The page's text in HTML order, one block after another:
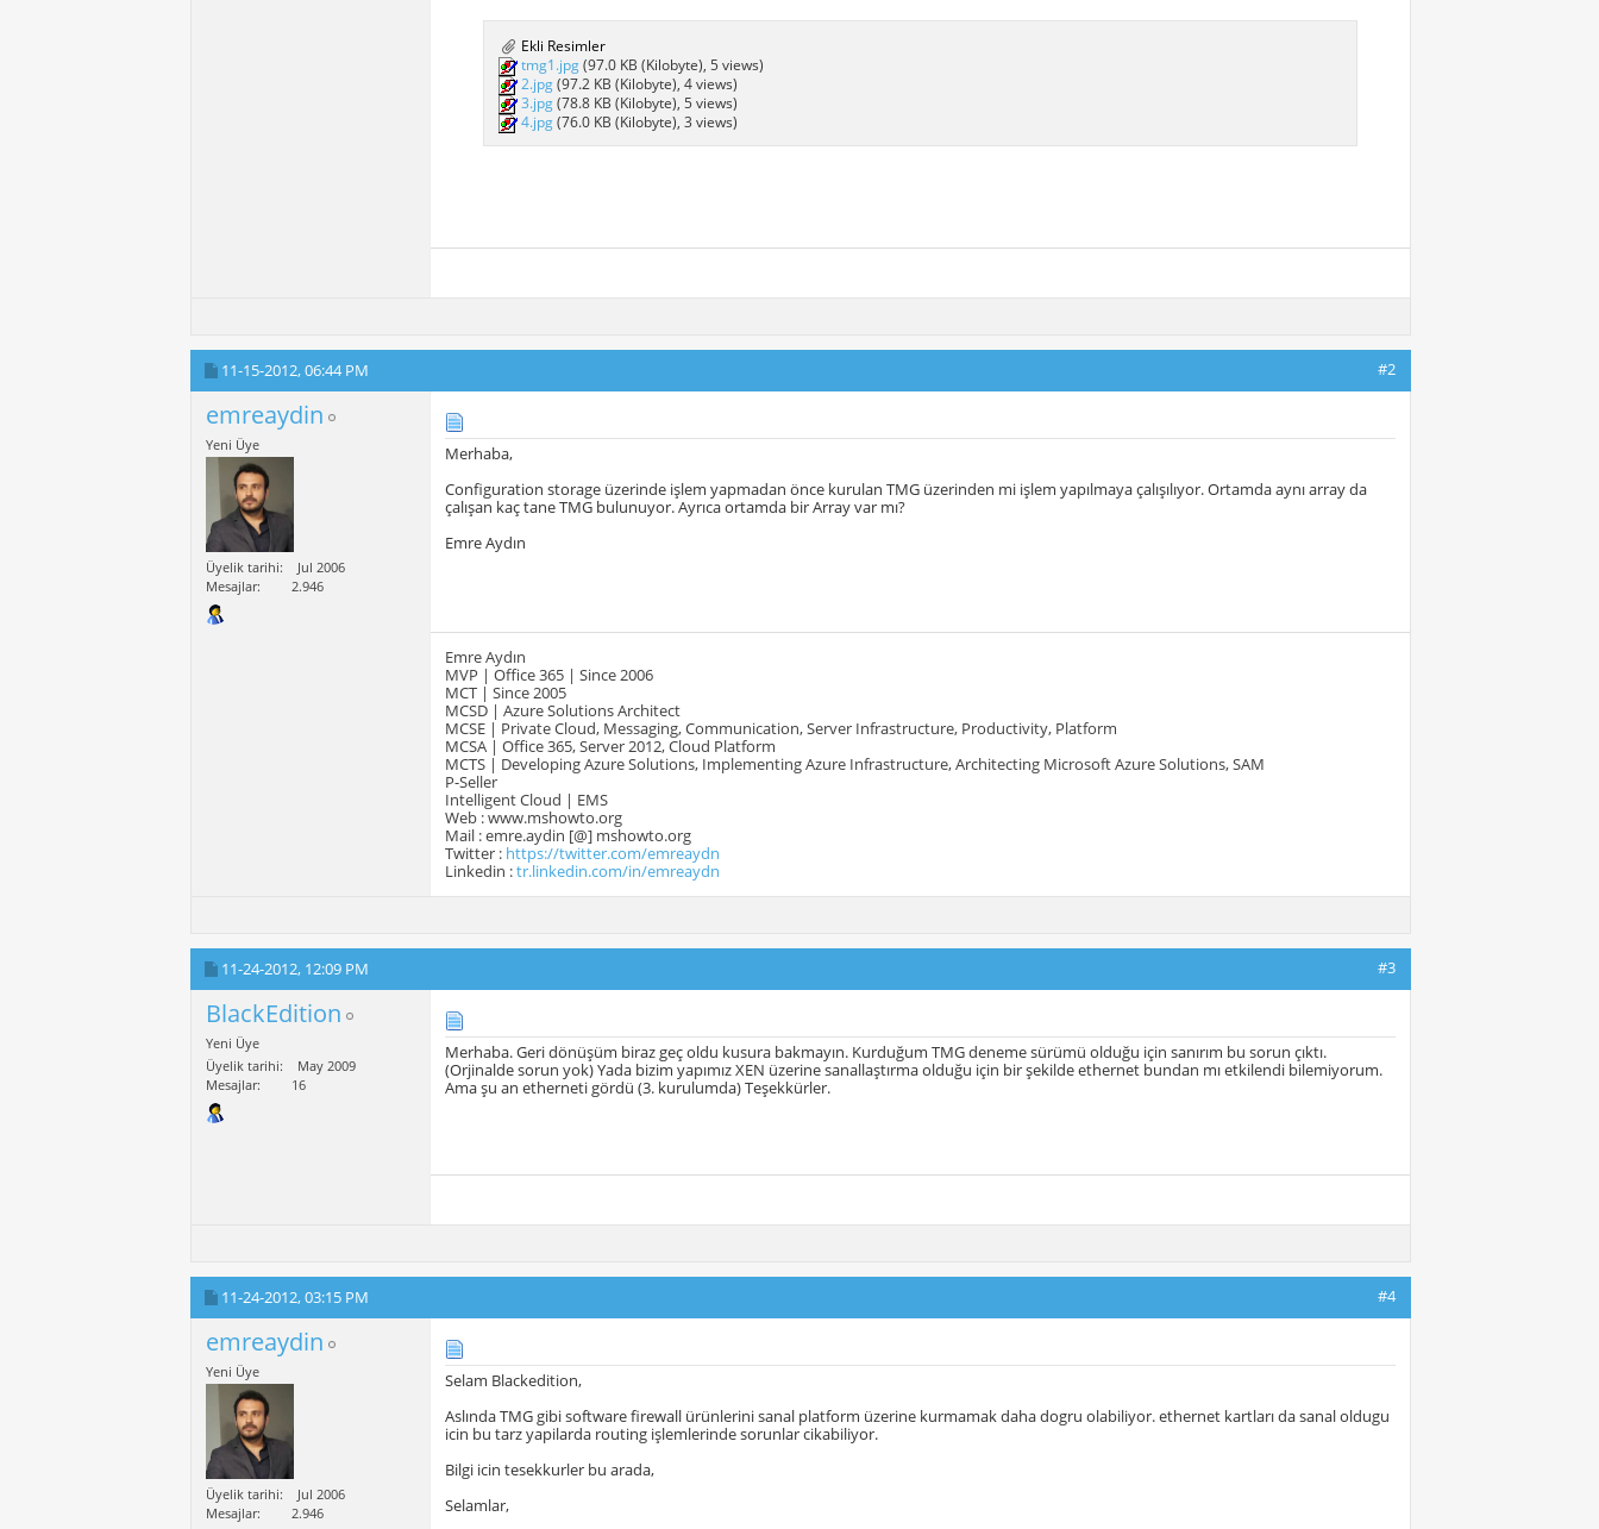
Ekli Resimler
tmg1.jpg(97.0 KB (Kilobyte), 5 views)
2.jpg(97.2 KB (Kilobyte), 4 views)
3.jpg(78.8 KB (Kilobyte), 5 views)
4.jpg(76.0 KB (Kilobyte), 3 views)
11-15-2012,06:44 PM #2
emreaydin
Yeni Üye
Üyelik tarihi
Jul 2006
Mesajlar
2.946
Merhaba,
Configuration storage üzerinde işlem yapmadan önce kurulan TMG üzerinden mi işlem yapılmaya çalışılıyor. Ortamda aynı array da
çalışan kaç tane TMG bulunuyor. Ayrıca ortamda bir Array var mı?
Emre Aydın
Emre Aydın
MVP | Office 365 | Since 2006
MCT | Since 2005
MCSD | Azure Solutions Architect
MCSE | Private Cloud, Messaging, Communication, Server Infrastructure, Productivity, Platform
MCSA | Office 365, Server 2012, Cloud Platform
MCTS | Developing Azure Solutions, Implementing Azure Infrastructure, Architecting Microsoft Azure Solutions, SAM
P-Seller
Intelligent Cloud | EMS
Web : www.mshowto.org
Mail : emre.aydin [@] mshowto.org
Twitter : https://twitter.com/emreaydn
Linkedin :tr.linkedin.com/in/emreaydn
11-24-2012, 12:09 PM #3
BlackEdition
Yeni Üye
Üyelik tarihi
May 2009
Mesajlar
16
Merhaba. Geri dönüşüm biraz geç oldu kusura bakmayın. Kurduğum TMG deneme sürümü olduğu için sanırım bu sorun çıktı.
(Orjinalde sorun yok) Yada bizim yapımız XEN üzerine sanallaştırma olduğu için bir şekilde ethernet bundan mı etkilendi bilemiyorum.
Ama şu an etherneti gördü (3. kurulumda) Teşekkürler.
11-24-2012,03:15 PM #4
emreaydin
Yeni Üye
Üyelik tarihi
Jul 2006
Mesajlar
2.946
Selam Blackedition,
Aslında TMG gibi software firewall ürünlerini sanal platform üzerine kurmamak daha dogru olabiliyor. ethernet kartları da sanal oldugu
icin bu tarz yapilarda routing işlemlerinde sorunlar cikabiliyor.
Bilgi icin tesekkurler bu arada,
Selamlar,